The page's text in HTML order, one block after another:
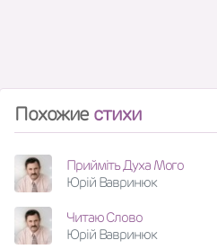
Похожие стихи
Прийміть Духа Мого
Юрій Вавринюк
Читаю Слово
Юрій Вавринюк